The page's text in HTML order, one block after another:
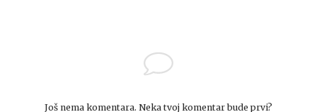
Još nema komentara. Neka tvoj komentar bude prvi?